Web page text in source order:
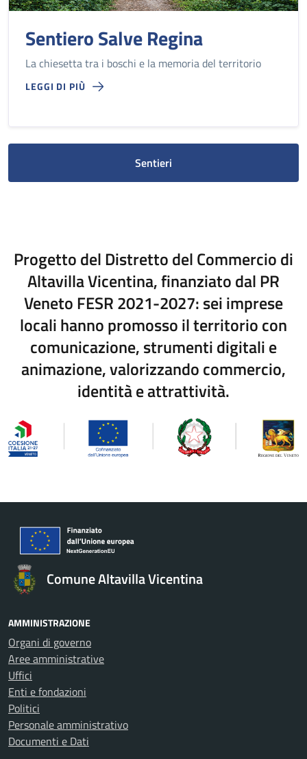
Sentiero Salve Regina
La chiesetta tra i boschi e la memoria del territorio
LEGGI DI PIÙ
Sentieri
Progetto del Distretto del Commercio di
Altavilla Vicentina, finanziato dal PR
Veneto FESR 2021-2027: sei imprese
locali hanno promosso il territorio con
comunicazione, strumenti digitali e
animazione, valorizzando commercio,
identità e attrattività.
Comune Altavilla Vicentina
AMMINISTRAZIONE
Organi di governo
Aree amministrative
Uffici
Enti e fondazioni
Politici
Personale amministrativo
Documenti e Dati